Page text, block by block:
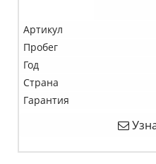
Артикул
Пробег
Год
Страна
Гарантия